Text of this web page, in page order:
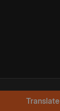
Translate